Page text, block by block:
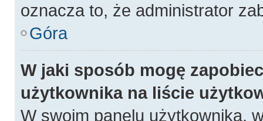
oznacza to, że administrator
Góra
W jaki sposób mogę
użytkownika na liście
W swoim panelu użytkownika,